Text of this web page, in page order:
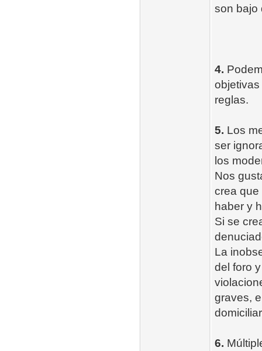
son bajo
4.
reglas.
5. Los
ser
los
Nos
crea que
haber y
Si se
La
del foro
graves,
6.